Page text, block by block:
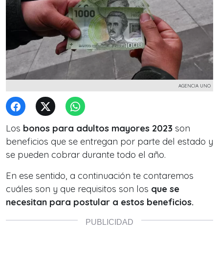
AGENCIA UNO
Los bonos para adultos mayores 2023 son
beneficios que se entregan por parte del estado y
se pueden cobrar durante todo el año.
En ese sentido, a continuación te contaremos
cuáles son y que requisitos son los que se
necesitan para postular a estos beneficios.